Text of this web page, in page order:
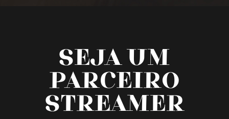
SEJA UM
PARCEIRO
STREAMER